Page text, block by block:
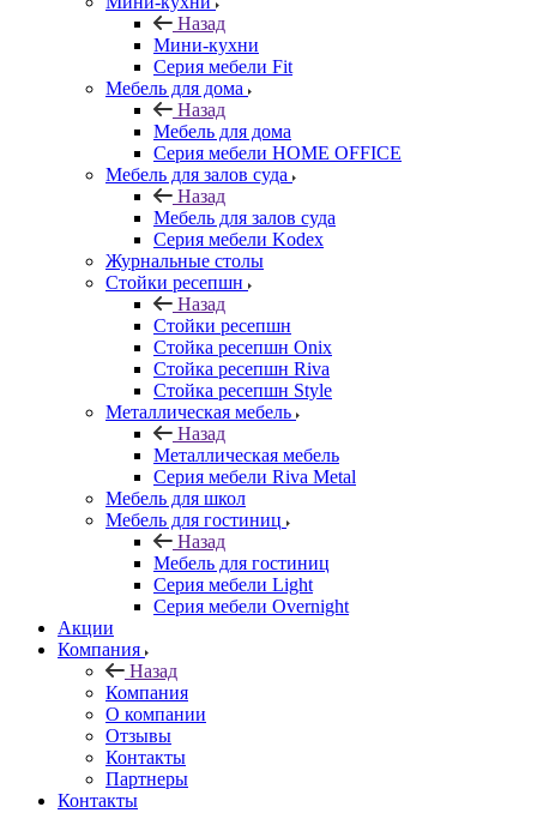
Назад
Мини-кухни
Серия мебели Fit
Мебель для дома
Назад
Мебель для дома
Серия мебели HOME OFFICE
Мебель для залов суда
Назад
Мебель для залов суда
Серия мебели Kodex
Журнальные столы
Стойки ресепшн
Назад
Стойки ресепшн
Стойка ресепшн Onix
Стойка ресепшн Riva
Стойка ресепшн Style
Металлическая мебель
Назад
Металлическая мебель
Серия мебели Riva Metal
Мебель для школ
Мебель для гостиниц
Назад
Мебель для гостиниц
Серия мебели Light
Серия мебели Overnight
Акции
Компания
Назад
Компания
О компании
Отзывы
Контакты
Партнеры
Контакты